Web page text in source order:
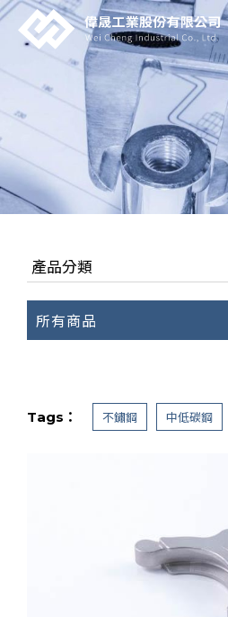
產品分類
所有商品
Tags： 不鏽鋼 中低碳鋼